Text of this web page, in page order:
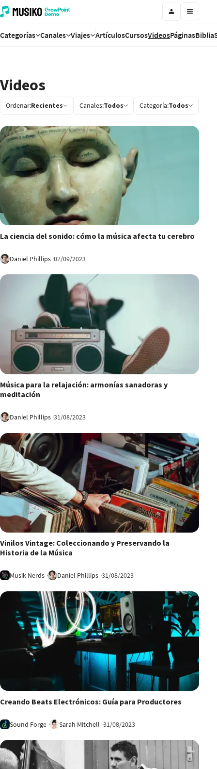
Categorías Canales Viajes ArtículosCursosVideosPáginasBiblia
Videos
Ordenar:Recientes Canales:Todos Categoría:Todos
La ciencia del sonido: cómo la música afecta tu cerebro
Daniel Phillips 07/09/2023
Música para la relajación: armonías sanadoras y
meditación
Daniel Phillips 31/08/2023
Vinilos Vintage: Coleccionando y Preservando la
Historia de la Música
Musik Nerds Daniel Phillips 31/08/2023
Creando Beats Electrónicos: Guía para Productores
Sound Forge Sarah Mitchell 31/08/2023